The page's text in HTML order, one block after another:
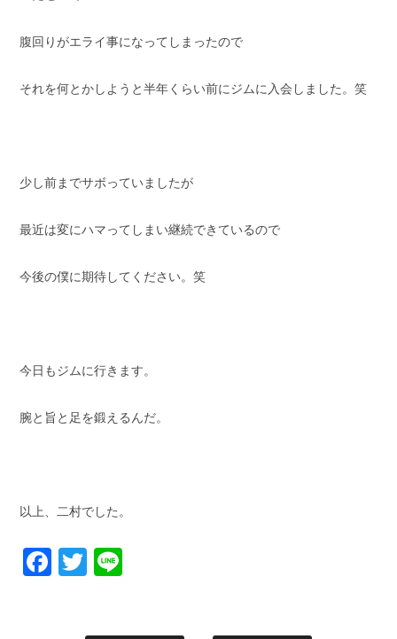
腹回りがエライ事になってしまったので
それを何とかしようと半年くらい前にジムに入会しました。笑
少し前までサボっていましたが
最近は変にハマってしまい継続できているので
今後の僕に期待してください。笑
今日もジムに行きます。
腕と旨と足を鍛えるんだ。
以上、二村でした。
Facebook
Twitter